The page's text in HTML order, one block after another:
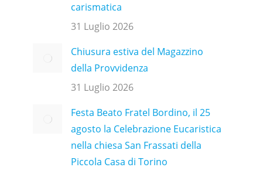
carismatica
31 Luglio 2026
Chiusura estiva del Magazzino
della Provvidenza
31 Luglio 2026
Festa Beato Fratel Bordino, il 25
agosto la Celebrazione Eucaristica
nella chiesa San Frassati della
Piccola Casa di Torino